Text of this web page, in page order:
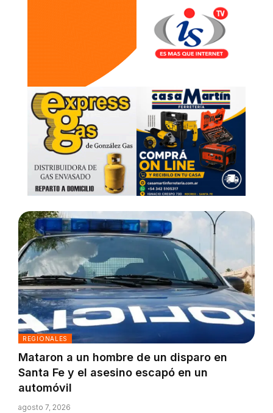
REGIONALES
Mataron a un hombre de un disparo en
Santa Fe y el asesino escapó en un
automóvil
agosto 7, 2026